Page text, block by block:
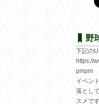
野
下記の
https://
pmpm
イベン
落とし
スメで